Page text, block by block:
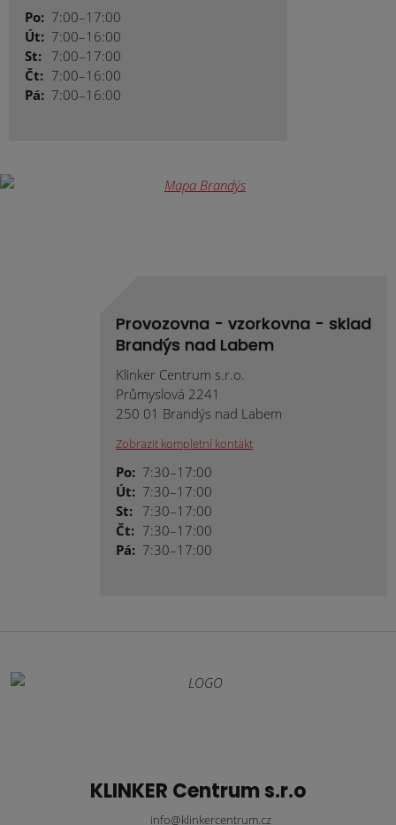
Po: 7:00–17:00
Út: 7:00–16:00
St: 7:00–17:00
Čt: 7:00–16:00
Pá: 7:00–16:00
Provozovna - vzorkovna - sklad
Brandýs nad Labem
Klinker Centrum s.r.o.
Průmyslová 2241
250 01 Brandýs nad Labem
Zobrazit kompletní kontakt
Po: 7:30–17:00
Út: 7:30–17:00
St: 7:30–17:00
Čt: 7:30–17:00
Pá: 7:30–17:00
KLINKER Centrum s.r.o
info@klinkercentrum.cz